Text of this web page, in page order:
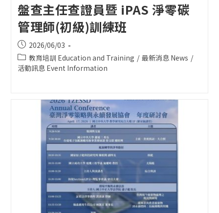
盤查主任查證員暨 iPAS 淨零碳
管理師(初級)訓練班
Post
published:
2026/06/03
Post
category:
教育培訓 Education and Training / 最新消息 News /
活動訊息 Event Information